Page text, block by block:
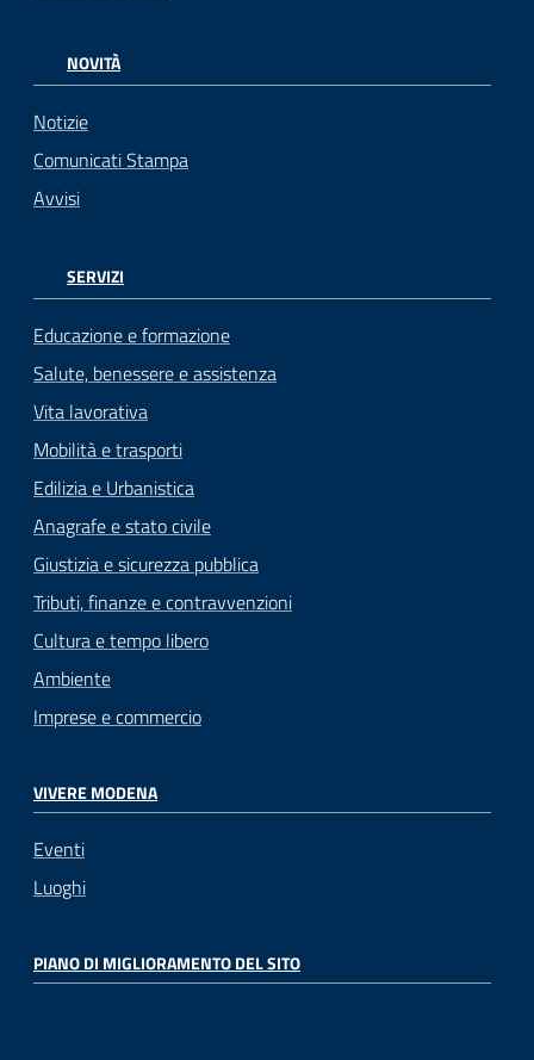
NOVITÀ
Notizie
Comunicati Stampa
Avvisi
SERVIZI
Educazione e formazione
Salute, benessere e assistenza
Vita lavorativa
Mobilità e trasporti
Edilizia e Urbanistica
Anagrafe e stato civile
Giustizia e sicurezza pubblica
Tributi, finanze e contravvenzioni
Cultura e tempo libero
Ambiente
Imprese e commercio
VIVERE MODENA
Eventi
Luoghi
PIANO DI MIGLIORAMENTO DEL SITO